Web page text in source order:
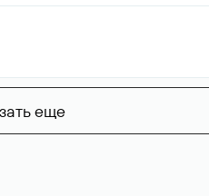
еще